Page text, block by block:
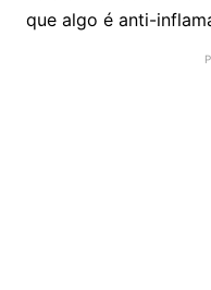
que algo é anti-